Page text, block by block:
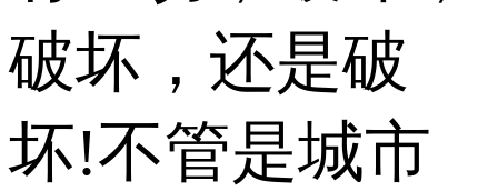
破坏，还是破
坏!不管是城市